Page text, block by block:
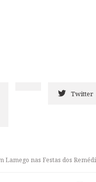
Twitter
Lamego nas Festas dos